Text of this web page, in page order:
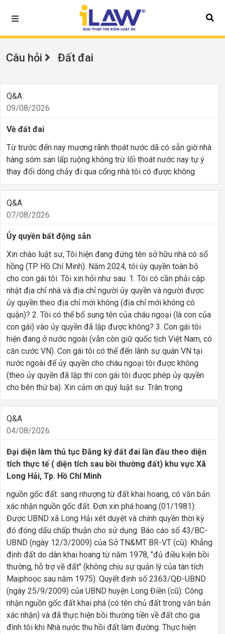
Câu hỏi Đất đai
Q&A
09/08/2026
Về đất đai
Từ trước đến nay mương rãnh thoát nước dã có sẵn giờ nhà
hàng sóm san lấp ruộng không trừ lối thoát nước nay tự ý
thay đổi dòng chảy đi qua cổng nhà tôi có được không
Q&A
07/08/2026
Ủy quyền bất động sản
Xin chào luật sư, Tôi hiện đang đứng tên sở hữu nhà có sổ
hồng (TP. Hồ Chí Minh). Năm 2024, tôi úy quyền toàn bộ
cho con gái tôi. Tôi xin hỏi như sau: 1. Tôi có cần phải cập
nhật địa chỉ nhà và địa chỉ người ủy quyền và người được
ủy quyền theo địa chỉ mới không (địa chỉ mới không có
quận)? 2. Tôi có thể bổ sung tên của cháu ngoại (là con của
con gái) vào ủy quyền đã lập được không? 3. Con gái tôi
hiện đang ở nước ngoài (vẫn còn giữ quốc tịch Việt Nam, có
căn cước VN). Con gái tôi có thể đến lãnh sự quán VN tại
nước ngoài để ủy quyền cho cháu ngoại tôi được không
(theo ủy quyền đã lập thì con gái tôi được phép ủy quyền
cho bên thứ ba). Xin cảm ơn quý luật sư. Trân trọng
Q&A
04/08/2026
Đại diện làm thủ tục Đăng ký đất đai lần đầu theo diện
tích thực tế ( diện tích sau bồi thường đất) khu vực Xã
Long Hải, Tp. Hồ Chí Minh
nguồn gốc đất: sang nhượng từ đất khai hoang, có văn bản
xác nhận nguồn gốc đất. Đơn xin phá hoang (01/1981):
Được UBND xã Long Hải xét duyệt và chính quyền thời kỳ
đó đóng dấu chấp thuận cho sử dụng. Báo cáo số 43/BC-
UBND (ngày 12/3/2009) của Sở TN&MT BR-VT (cũ): Khẳng
định đất do dân khai hoang từ năm 1978, "đủ điều kiện bồi
thường, hỗ trợ về đất" (không chịu sự quản lý của tàn tích
Maiphoọc sau năm 1975). Quyết định số 2363/QĐ-UBND
(ngày 25/9/2009) của UBND huyện Long Điền (cũ): Công
nhận nguồn gốc đất khai phá (có tên chủ đất trong văn bản
xác nhận) và đã thực hiện bồi thường tiền về đất cho gia
đình tôi khi Nhà nước thu hồi đất làm đường. Thực hiện